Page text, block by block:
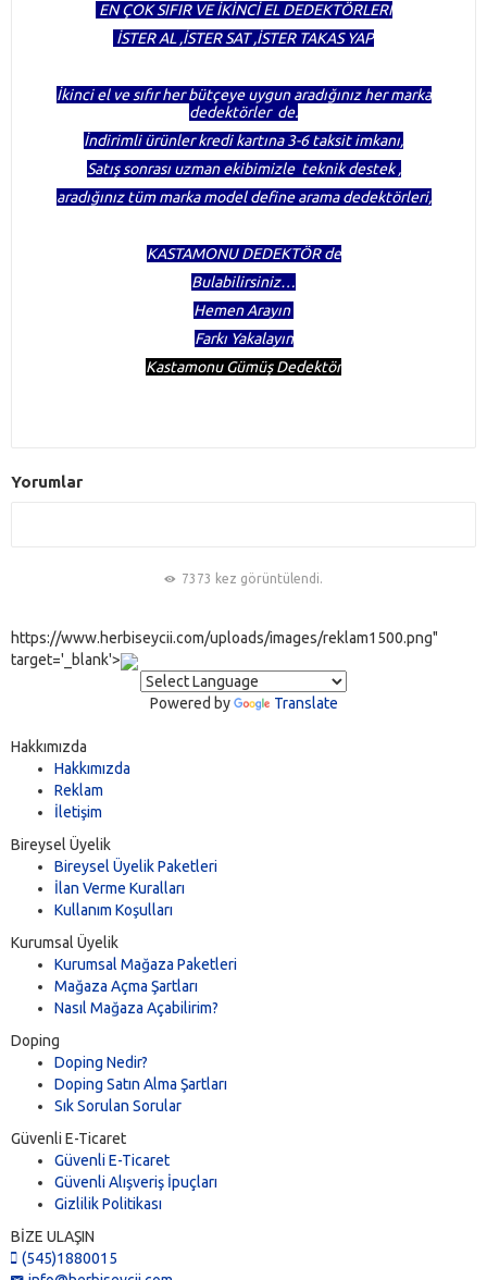
EN ÇOK SIFIR VE İKİNCİ EL DEDEKTÖRLERİ
İSTER AL ,İSTER SAT ,İSTER TAKAS YAP
İkinci el ve sıfır her bütçeye uygun aradığınız her marka
dedektörler de.
İndirimli ürünler kredi kartına 3-6 taksit imkanı,
Satış sonrası uzman ekibimizle teknik destek ,
aradığınız tüm marka model define arama dedektörleri,
KASTAMONU DEDEKTÖR de
Bulabilirsiniz…
Hemen Arayın
Farkı Yakalayın
Kastamonu Gümüş Dedektör
Yorumlar
7373 kez görüntülendi.
https://www.herbiseycii.com/uploads/images/reklam1500.png"
target='_blank'>
Powered by Translate
Hakkımızda
Hakkımızda
Reklam
İletişim
Bireysel Üyelik
Bireysel Üyelik Paketleri
İlan Verme Kuralları
Kullanım Koşulları
Kurumsal Üyelik
Kurumsal Mağaza Paketleri
Mağaza Açma Şartları
Nasıl Mağaza Açabilirim?
Doping
Doping Nedir?
Doping Satın Alma Şartları
Sık Sorulan Sorular
Güvenli E-Ticaret
Güvenli E-Ticaret
Güvenli Alışveriş İpuçları
Gizlilik Politikası
BİZE ULAŞIN
(545)1880015